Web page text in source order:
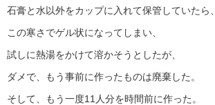
石膏と水以外をカップに入れて保管していたら、
この寒さでゲル状になってしまい、
試しに熱湯をかけて溶かそうとしたが、
ダメで、もう事前に作ったものは廃棄した。
そして、もう一度11人分を時間前に作った。